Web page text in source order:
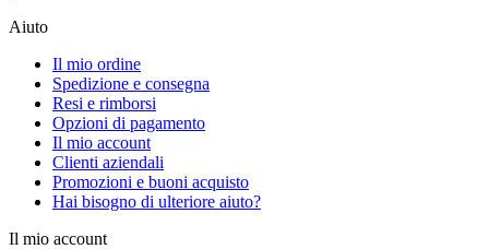
Aiuto
Il mio ordine
Spedizione e consegna
Resi e rimborsi
Opzioni di pagamento
Il mio account
Clienti aziendali
Promozioni e buoni acquisto
Hai bisogno di ulteriore aiuto?
Il mio account